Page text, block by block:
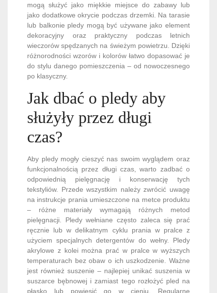
mogą służyć jako miękkie miejsce do zabawy lub
jako dodatkowe okrycie podczas drzemki. Na tarasie
lub balkonie pledy mogą być używane jako element
dekoracyjny oraz praktyczny podczas letnich
wieczorów spędzanych na świeżym powietrzu. Dzięki
różnorodności wzorów i kolorów łatwo dopasować je
do stylu danego pomieszczenia – od nowoczesnego
po klasyczny.
Jak dbać o pledy aby
służyły przez długi
czas?
Aby pledy mogły cieszyć nas swoim wyglądem oraz
funkcjonalnością przez długi czas, warto zadbać o
odpowiednią pielęgnację i konserwację tych
tekstyliów. Przede wszystkim należy zwrócić uwagę
na instrukcje prania umieszczone na metce produktu
– różne materiały wymagają różnych metod
pielęgnacji. Pledy wełniane często zaleca się prać
ręcznie lub w delikatnym cyklu prania w pralce z
użyciem specjalnych detergentów do wełny. Pledy
akrylowe z kolei można prać w pralce w wyższych
temperaturach bez obaw o ich uszkodzenie. Ważne
jest również suszenie – najlepiej unikać suszenia w
suszarce bębnowej i zamiast tego rozłożyć pled na
płasko lub powiesić go w cieniu. Regularne